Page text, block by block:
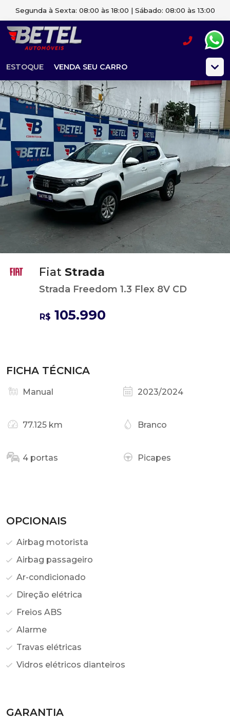
Segunda à Sexta: 08:00 às 18:00 | Sábado: 08:00 às 13:00
ESTOQUE VENDA SEU CARRO
Fiat Strada
Strada Freedom 1.3 Flex 8V CD
R$ 105.990
FICHA TÉCNICA
Manual 2023/2024
77.125 km Branco
4 portas Picapes
OPCIONAIS
Airbag motorista
Airbag passageiro
Ar-condicionado
Direção elétrica
Freios ABS
Alarme
Travas elétricas
Vidros elétricos dianteiros
GARANTIA